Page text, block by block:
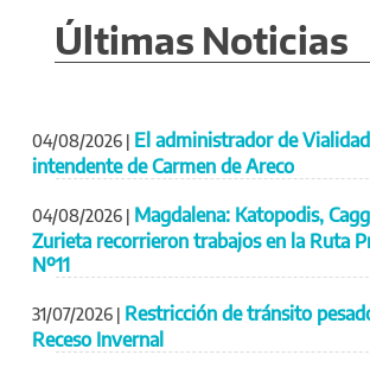
Últimas Noticias
04/08/2026 | El administrador de
intendente de Carmen de Areco
04/08/2026 | Magdalena: Katopodis,
Zurieta recorrieron trabajos en la Ruta
Nº11
31/07/2026 | Restricción de tránsito
Receso Invernal